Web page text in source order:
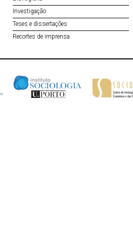
Investigação
Teses e dissertações
Recortes de imprensa